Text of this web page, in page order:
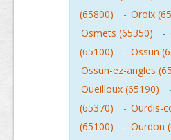
(65800)
- Oroix
Osmets (65350)
-
(65100)
- Ossun
Ossun-ez-angles
Oueilloux (65190)
-
(65370)
- Ourdis-
(65100)
- Ourdon